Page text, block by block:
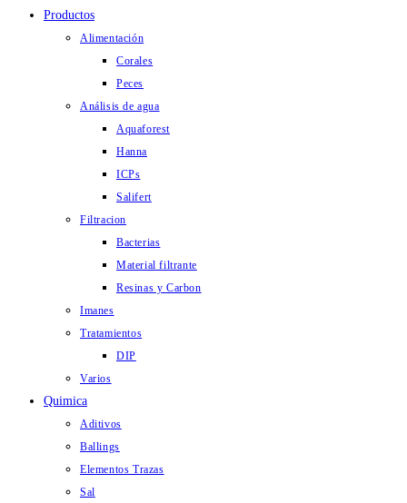
Productos
Alimentación
Corales
Peces
Análisis de agua
Aquaforest
Hanna
ICPs
Salifert
Filtracion
Bacterias
Material filtrante
Resinas y Carbon
Imanes
Tratamientos
DIP
Varios
Quimica
Aditivos
Ballings
Elementos Trazas
Sal